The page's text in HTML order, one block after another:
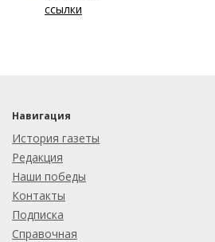
ссылки
Навигация
История газеты
Редакция
Наши победы
Контакты
Подписка
Справочная